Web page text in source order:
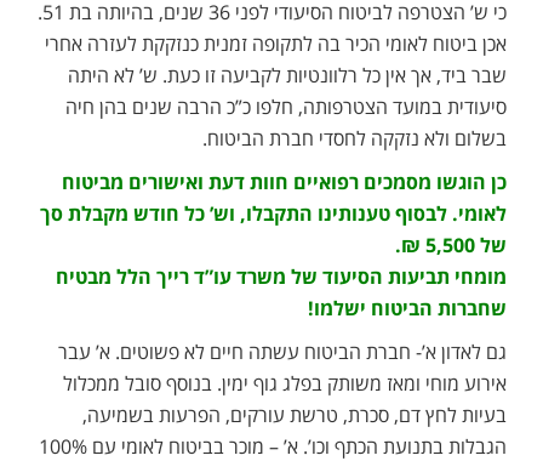
כי ש’ הצטרפה לביטוח הסיעודי לפני 36 שנים, בהיותה בת 51.
אכן ביטוח לאומי הכיר בה לתקופה זמנית כנזקקת לעזרה אחרי
שבר ביד, אך אין כל רלוונטיות לקביעה זו כעת. ש’ לא היתה
סיעודית במועד הצטרפותה, חלפו כ”כ הרבה שנים בהן חיה
בשלום ולא נזקקה לחסדי חברת הביטוח.
כן הוגשו מסמכים רפואיים חוות דעת ואישורים מביטוח
לאומי. לבסוף טענותינו התקבלו, וש’ כל חודש מקבלת סך
של 5,500 ₪.
מומחי תביעות הסיעוד של משרד עו”ד רייך הלל מבטיח
שחברות הביטוח ישלמו!
גם לאדון א’- חברת הביטוח עשתה חיים לא פשוטים. א’ עבר
אירוע מוחי ומאז משותק בפלג גוף ימין. בנוסף סובל ממכלול
בעיות לחץ דם, סכרת, טרשת עורקים, הפרעות בשמיעה,
הגבלות בתנועת הכתף וכו’. א’ – מוכר בביטוח לאומי עם 100%